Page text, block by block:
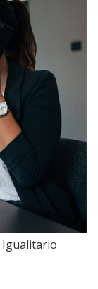
Igualitario